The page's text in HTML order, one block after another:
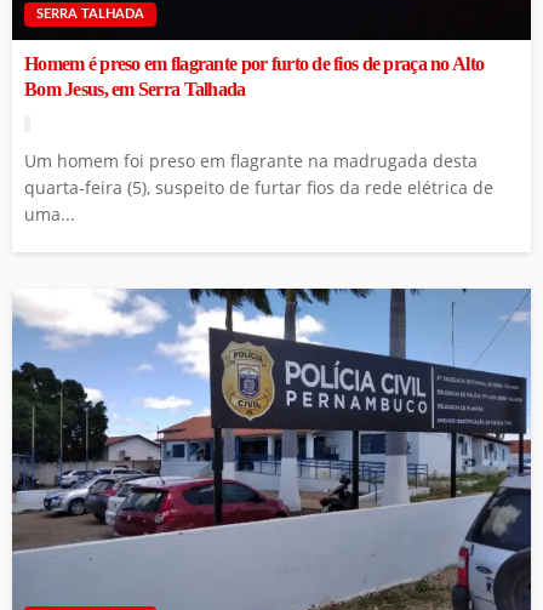
SERRA TALHADA
Homem é preso em flagrante por furto de fios de praça no Alto
Bom Jesus, em Serra Talhada
Um homem foi preso em flagrante na madrugada desta
quarta-feira (5), suspeito de furtar fios da rede elétrica de
uma...